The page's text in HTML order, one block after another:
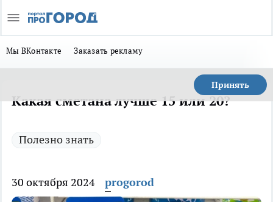
Мы ВКонтакте Заказать рекламу
Принять
Какая сметана лучше 15 или 20?
Полезно знать
30 октября 2024 progorod